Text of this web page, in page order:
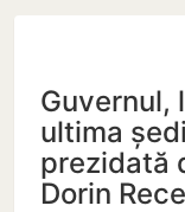
Guvernul,
ultima
prezidată
Dorin